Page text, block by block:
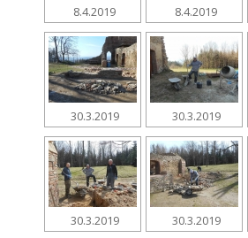
8.4.2019 8.4.2019
30.3.2019 30.3.2019
30.3.2019 30.3.2019